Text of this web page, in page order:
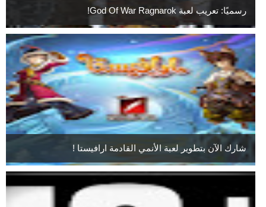
رسميًا: تعريب لعبة God Of War Ragnarok!
شارك الآن بتطوير لعبة الأنمي القادمة ارافيستا !